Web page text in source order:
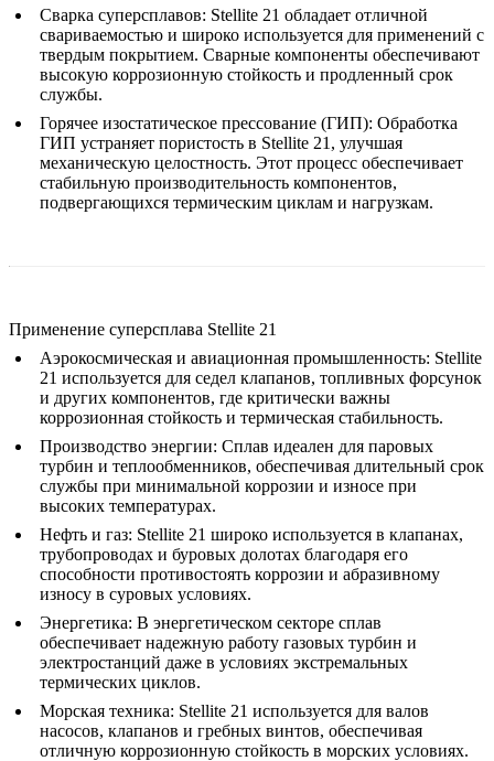
Сварка суперсплавов: Stellite 21 обладает отличной
свариваемостью и широко используется для применений с
твердым покрытием. Сварные компоненты обеспечивают
высокую коррозионную стойкость и продленный срок
службы.
Горячее изостатическое прессование (ГИП): Обработка
ГИП устраняет пористость в Stellite 21, улучшая
механическую целостность. Этот процесс обеспечивает
стабильную производительность компонентов,
подвергающихся термическим циклам и нагрузкам.
Применение суперсплава Stellite 21
Аэрокосмическая и авиационная промышленность: Stellite
21 используется для седел клапанов, топливных форсунок
и других компонентов, где критически важны
коррозионная стойкость и термическая стабильность.
Производство энергии: Сплав идеален для паровых
турбин и теплообменников, обеспечивая длительный срок
службы при минимальной коррозии и износе при
высоких температурах.
Нефть и газ: Stellite 21 широко используется в клапанах,
трубопроводах и буровых долотах благодаря его
способности противостоять коррозии и абразивному
износу в суровых условиях.
Энергетика: В энергетическом секторе сплав
обеспечивает надежную работу газовых турбин и
электростанций даже в условиях экстремальных
термических циклов.
Морская техника: Stellite 21 используется для валов
насосов, клапанов и гребных винтов, обеспечивая
отличную коррозионную стойкость в морских условиях.